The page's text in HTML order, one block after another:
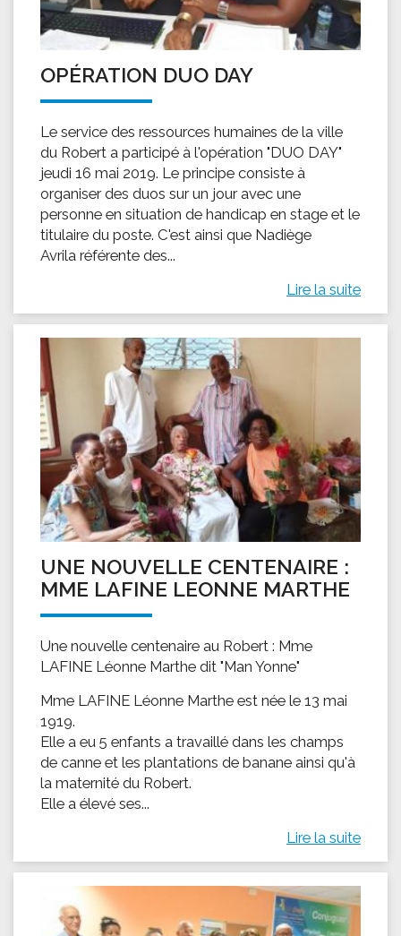
OPÉRATION DUO DAY
Le service des ressources humaines de la ville
du Robert a participé à l'opération "DUO DAY"
jeudi 16 mai 2019. Le principe consiste à
organiser des duos sur un jour avec une
personne en situation de handicap en stage et le
titulaire du poste. C'est ainsi que Nadiège
Avrila référente des...
Lire la suite
UNE NOUVELLE CENTENAIRE :
MME LAFINE LEONNE MARTHE
Une nouvelle centenaire au Robert : Mme
LAFINE Léonne Marthe dit "Man Yonne"
Mme LAFINE Léonne Marthe est née le 13 mai
1919.
Elle a eu 5 enfants a travaillé dans les champs
de canne et les plantations de banane ainsi qu'à
la maternité du Robert.
Elle a élevé ses...
Lire la suite